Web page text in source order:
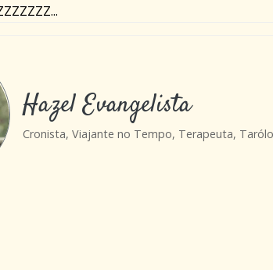
Hazel Evangelista
Cronista, Viajante no Tempo, Terapeuta,